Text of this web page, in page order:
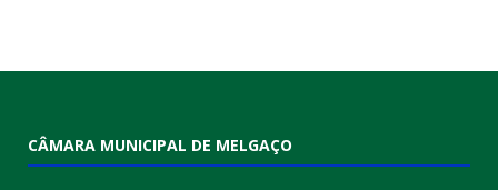
CÂMARA MUNICIPAL DE MELGAÇO